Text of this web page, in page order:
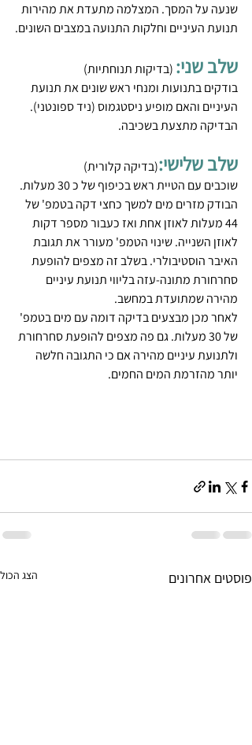
שנעה על המסך. המצלמה מתעדת את מהירות
תנועת העיניים וחלקות התנועה במצבים השונים.
שלב שני: (בדיקות תנוחתיות)
בודקים בתנועות ומנחי ראש שונים את תנועת
העיניים והאם מופיע ניסטגמוס (ניד ספונטני).
הבדיקה מתצעת בשכיבה.
שלב שלישי:(בדיקה קלורית)
שוכבים עם הטיית ראש בכיפוף של כ 30 מעלות.
הבודק מזרים מים למשך כחצי דקה בטמפ' של
44 מעלות לאוזן אחת ואז כעבור מספר דקות
לאוזן השנייה. שינוי הטמפ' מעורר את תגובת
האיבר הוסטיבולרי. בשלב זה מצפים להופעת
סחרחורת מתונה-עזה בליווי תנועת עיניים
מהירה שמתועדת במחשב.
לאחר מכן מבצעים בדיקה דומה עם מים בטמפ'
של 30 מעלות. גם פה מצפים להופעת סחרחורת
ולתנועת עיניים מהירה אם כי התגובה חלשה
יותר מהזרמת המים החמים.
פוסטים אחרונים הצג הכול